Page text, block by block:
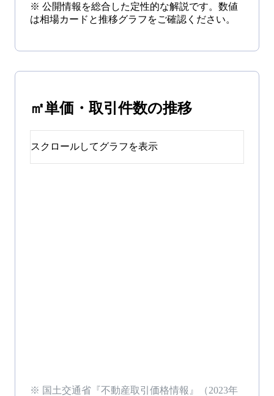
※ 公開情報を総合した定性的な解説です。数値
は相場カードと推移グラフをご確認ください。
㎡単価・取引件数の推移
スクロールしてグラフを表示
※ 国土交通省『不動産取引価格情報』（2023年